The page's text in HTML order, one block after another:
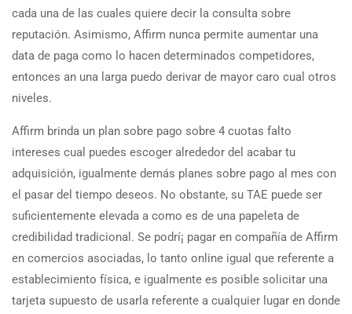
cada una de las cuales quiere decir la consulta sobre
reputación. Asimismo, Affirm nunca permite aumentar una
data de paga como lo hacen determinados competidores,
entonces an una larga puedo derivar de mayor caro cual otros
niveles.
Affirm brinda un plan sobre pago sobre 4 cuotas falto
intereses cual puedes escoger alrededor del acabar tu
adquisición, igualmente demás planes sobre pago al mes con
el pasar del tiempo deseos. No obstante, su TAE puede ser
suficientemente elevada a como es de una papeleta de
credibilidad tradicional. Se podrí¡ pagar en compañía de Affirm
en comercios asociadas, lo tanto online igual que referente a
establecimiento física, e igualmente es posible solicitar una
tarjeta supuesto de usarla referente a cualquier lugar en donde